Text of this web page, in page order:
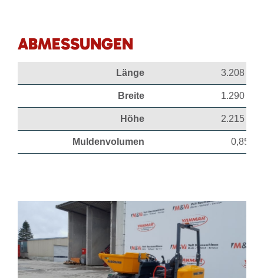
ABMESSUNGEN
Länge 3.208 mm
Breite 1.290 mm
Höhe 2.215 mm
Muldenvolumen 0,85 m³